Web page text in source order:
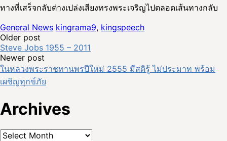
ทางที่เสร็จกลับต่างเปล่งเสียงทรงพระเจริญไปตลอดเส้นทางกลับ
General News kingrama9, kingspeech
Post
navigation
Older post
Steve Jobs 1955 – 2011
Newer post
ในหลวงพระราชทานพรปีใหม่ 2555 มีสติรู้ ไม่ประมาท พร้อม
เผชิญทุกข์ภัย
Archives
Archives